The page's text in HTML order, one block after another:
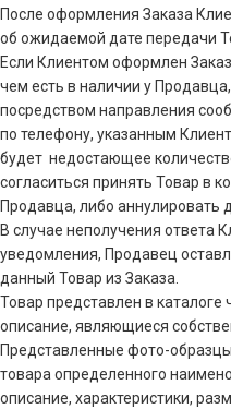
После оформления Заказа
об ожидаемой дате передачи
Если Клиентом оформлен
чем есть в наличии у
посредством направления
по телефону, указанным
будет недостающее
согласиться принять Товар в
Продавца, либо аннулировать
В случае неполучения ответа
уведомления, Продавец
данный Товар из Заказа.
Товар представлен в
описание, являющиеся
Представленные фото-
товара определенного
описание, характеристики,